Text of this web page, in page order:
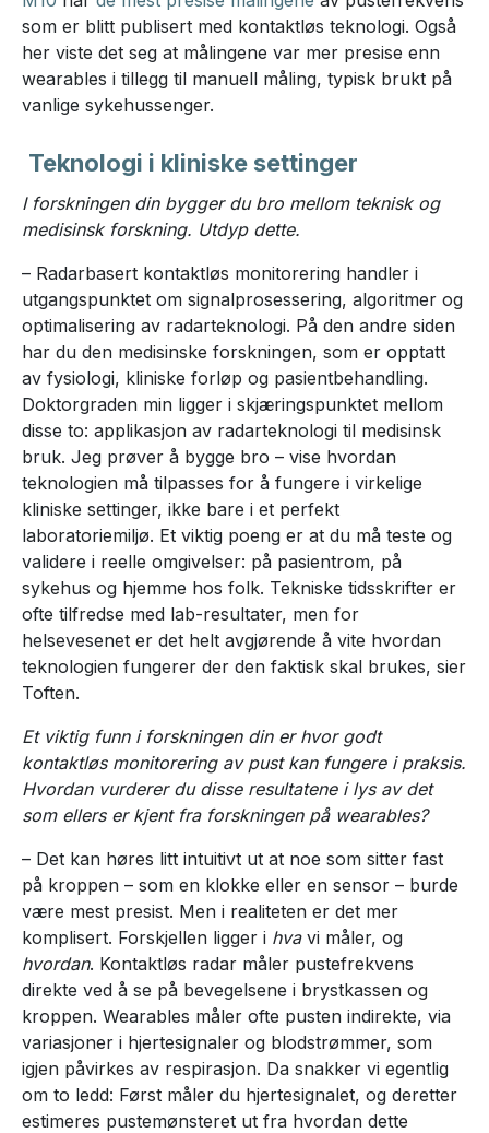
som er blitt publisert med kontaktløs teknologi. Også
her viste det seg at målingene var mer presise enn
wearables i tillegg til manuell måling, typisk brukt på
vanlige sykehussenger.
Teknologi i kliniske settinger
I forskningen din bygger du bro mellom teknisk og
medisinsk forskning. Utdyp dette.
– Radarbasert kontaktløs monitorering handler i
utgangspunktet om signalprosessering, algoritmer og
optimalisering av radarteknologi. På den andre siden
har du den medisinske forskningen, som er opptatt
av fysiologi, kliniske forløp og pasientbehandling.
Doktorgraden min ligger i skjæringspunktet mellom
disse to: applikasjon av radarteknologi til medisinsk
bruk. Jeg prøver å bygge bro – vise hvordan
teknologien må tilpasses for å fungere i virkelige
kliniske settinger, ikke bare i et perfekt
laboratoriemiljø. Et viktig poeng er at du må teste og
validere i reelle omgivelser: på pasientrom, på
sykehus og hjemme hos folk. Tekniske tidsskrifter er
ofte tilfredse med lab-resultater, men for
helsevesenet er det helt avgjørende å vite hvordan
teknologien fungerer der den faktisk skal brukes, sier
Toften.
Et viktig funn i forskningen din er hvor godt
kontaktløs monitorering av pust kan fungere i praksis.
Hvordan vurderer du disse resultatene i lys av det
som ellers er kjent fra forskningen på wearables?
– Det kan høres litt intuitivt ut at noe som sitter fast
på kroppen – som en klokke eller en sensor – burde
være mest presist. Men i realiteten er det mer
komplisert. Forskjellen ligger i hvavi måler, og
hvordan. Kontaktløs radar måler pustefrekvens
direkte ved å se på bevegelsene i brystkassen og
kroppen. Wearables måler ofte pusten indirekte, via
variasjoner i hjertesignaler og blodstrømmer, som
igjen påvirkes av respirasjon. Da snakker vi egentlig
om to ledd: Først måler du hjertesignalet, og deretter
estimeres pustemønsteret ut fra hvordan dette